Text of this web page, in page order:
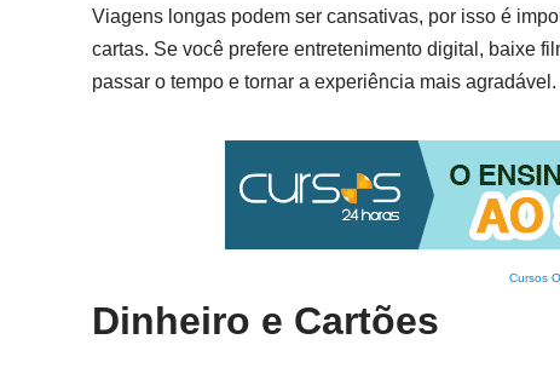
Viagens longas podem ser cansativas, por isso é
cartas. Se você prefere entretenimento digital, baixe
passar o tempo e tornar a experiência mais agradável.
Cursos
Dinheiro e Cartões